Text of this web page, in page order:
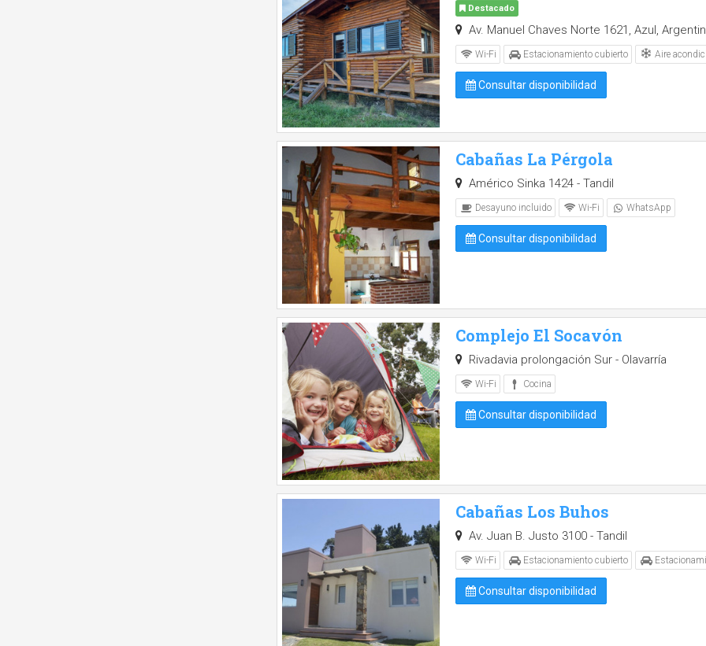
Destacado
Av. Manuel Chaves Norte 1621, Azul,
Wi-Fi Estacionamiento cubierto Aire
Consultar disponibilidad
Cabañas La Pérgola
Américo Sinka 1424 - Tandil
Desayuno incluido Wi-Fi WhatsApp
Consultar disponibilidad
Complejo El Socavón
Rivadavia prolongación Sur - Olavarría
Wi-Fi Cocina
Consultar disponibilidad
Cabañas Los Buhos
Av. Juan B. Justo 3100 - Tandil
Wi-Fi Estacionamiento cubierto
Consultar disponibilidad